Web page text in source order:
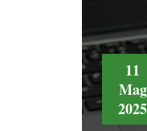
11
Mag
2025